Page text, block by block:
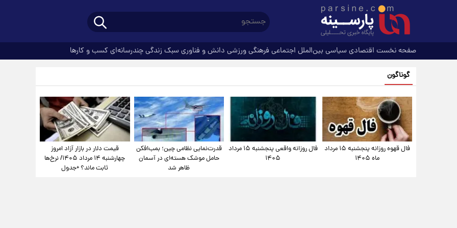
صفحه نخست اقتصادی سیاسی بین‌الملل اجتماعی فرهنگیورزشی دانش و فناوری سبک زندگیچندرسانه‌ای کسب و کارها
گوناگون
فال قهوه روزانه پنجشنبه ۱۵ مرداد
ماه ۱۴۰۵
فال روزانه واقعی پنجشنبه ۱۵ مرداد
۱۴۰۵
قدرت‌نمایی نظامی چین؛ بمب‌افکن
حامل موشک هسته‌ای در آسمان
ظاهر شد
قیمت دلار در بازار آزاد امروز
چهارشنبه ۱۴ مرداد ۱۴۰۵/ نرخ‌ها
ثابت ماند؟ +جدول